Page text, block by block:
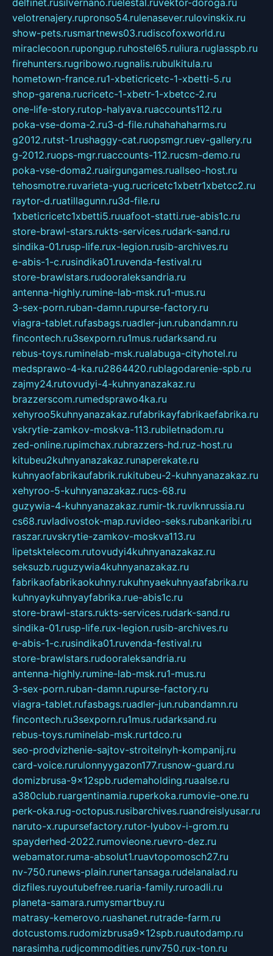
delfinet.rusilvernano.ruelestal.ruvektor-doroga.ru
velotrenajery.rupronso54.rulenasever.rulovinskix.ru
show-pets.rusmartnews03.rudiscofoxworld.ru
miraclecoon.rupongup.ruhostel65.ruliura.ruglasspb.ru
firehunters.rugribowo.rugnalis.rubulkitula.ru
hometown-france.ru1-xbeticricetc-1-xbetti-5.ru
shop-garena.rucricetc-1-xbetr-1-xbetcc-2.ru
one-life-story.rutop-halyava.ruaccounts112.ru
poka-vse-doma-2.ru3-d-file.ruhahahaharms.ru
g2012.rutst-1.rushaggy-cat.ruopsmgr.ruev-gallery.ru
g-2012.ruops-mgr.ruaccounts-112.rucsm-demo.ru
poka-vse-doma2.ruairgungames.ruallseo-host.ru
tehosmotre.ruvarieta-yug.rucricetc1xbetr1xbetcc2.ru
raytor-d.ruatillagunn.ru3d-file.ru
1xbeticricetc1xbetti5.ruuafoot-statti.rue-abis1c.ru
store-brawl-stars.rukts-services.rudark-sand.ru
sindika-01.rusp-life.rux-legion.rusib-archives.ru
e-abis-1-c.rusindika01.ruvenda-festival.ru
store-brawlstars.rudooraleksandria.ru
antenna-highly.rumine-lab-msk.ru1-mus.ru
3-sex-porn.ruban-damn.rupurse-factory.ru
viagra-tablet.rufasbags.ruadler-jun.rubandamn.ru
fincontech.ru3sexporn.ru1mus.rudarksand.ru
rebus-toys.ruminelab-msk.rualabuga-cityhotel.ru
medsprawo-4-ka.ru2864420.rublagodarenie-spb.ru
zajmy24.rutovudyi-4-kuhnyanazakaz.ru
brazzerscom.rumedsprawo4ka.ru
xehyroo5kuhnyanazakaz.rufabrikayfabrikaefabrika.ru
vskrytie-zamkov-moskva-113.rubiletnadom.ru
zed-online.rupimchax.rubrazzers-hd.ruz-host.ru
kitubeu2kuhnyanazakaz.runaperekate.ru
kuhnyaofabrikaufabrik.rukitubeu-2-kuhnyanazakaz.ru
xehyroo-5-kuhnyanazakaz.rucs-68.ru
guzywia-4-kuhnyanazakaz.rumir-tk.ruvlknrussia.ru
cs68.ruvladivostok-map.ruvideo-seks.rubankaribi.ru
raszar.ruvskrytie-zamkov-moskva113.ru
lipetsktelecom.rutovudyi4kuhnyanazakaz.ru
seksuzb.ruguzywia4kuhnyanazakaz.ru
fabrikaofabrikaokuhny.rukuhnyaekuhnyaafabrika.ru
kuhnyaykuhnyayfabrika.rue-abis1c.ru
store-brawl-stars.rukts-services.rudark-sand.ru
sindika-01.rusp-life.rux-legion.rusib-archives.ru
e-abis-1-c.rusindika01.ruvenda-festival.ru
store-brawlstars.rudooraleksandria.ru
antenna-highly.rumine-lab-msk.ru1-mus.ru
3-sex-porn.ruban-damn.rupurse-factory.ru
viagra-tablet.rufasbags.ruadler-jun.rubandamn.ru
fincontech.ru3sexporn.ru1mus.rudarksand.ru
rebus-toys.ruminelab-msk.rurtdco.ru
seo-prodvizhenie-sajtov-stroitelnyh-kompanij.ru
card-voice.rurulonnyygazon177.rusnow-guard.ru
domizbrusa-9x12spb.rudemaholding.ruaalse.ru
a380club.ruargentinamia.ruperkoka.rumovie-one.ru
perk-oka.rug-octopus.rusibarchives.ruandreislyusar.ru
naruto-x.rupursefactory.rutor-lyubov-i-grom.ru
spayderhed-2022.rumovieone.ruevro-dez.ru
webamator.ruma-absolut1.ruavtopomosch27.ru
nv-750.runews-plain.runertansaga.rudelanalad.ru
dizfiles.ruyoutubefree.ruaria-family.ruroadli.ru
planeta-samara.rumysmartbuy.ru
matrasy-kemerovo.ruashanet.rutrade-farm.ru
dotcustoms.rudomizbrusa9x12spb.ruautodamp.ru
narasimha.rudjcommodities.runv750.rux-ton.ru